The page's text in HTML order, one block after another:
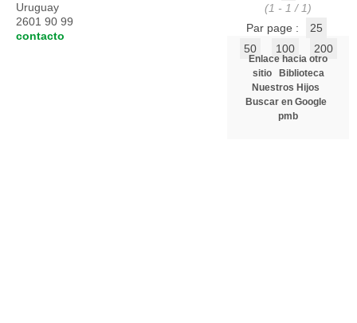
(1 - 1 / 1)
Par page :
25
50
100 200
Enlace hacia otro
sitio
Biblioteca
Nuestros Hijos
Buscar en Google
pmb
Uruguay
2601 90 99
contacto